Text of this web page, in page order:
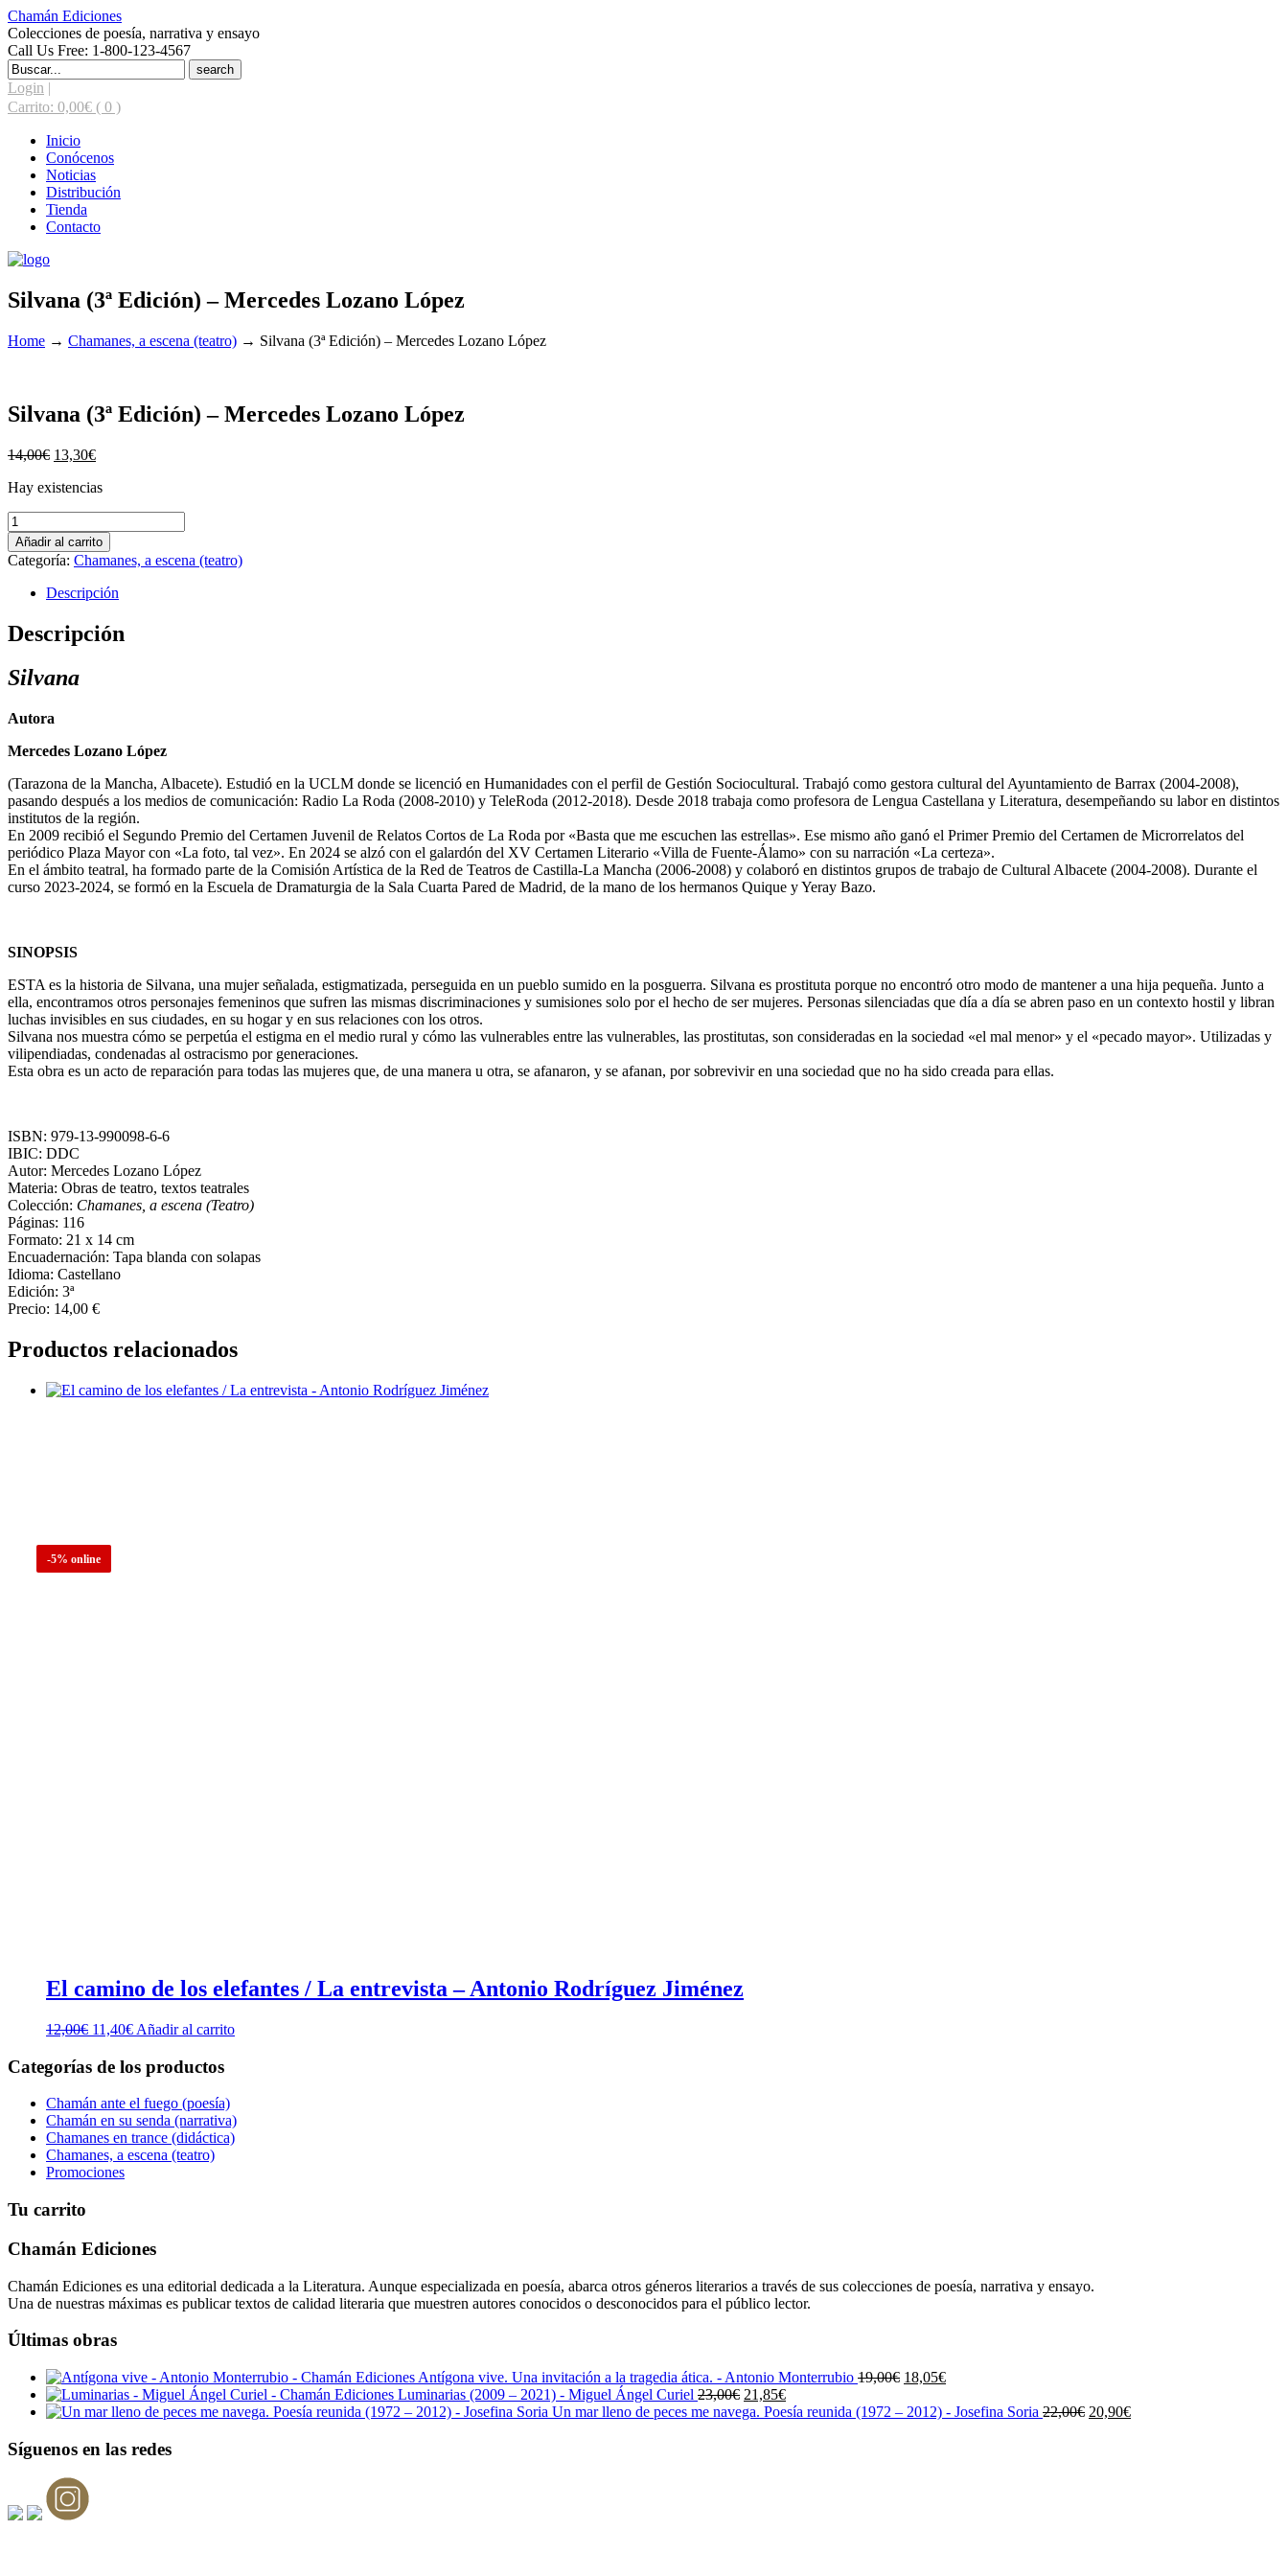
Chamán Ediciones
Colecciones de poesía, narrativa y ensayo
Call Us Free: 1-800-123-4567
Search
for:
Login |
Carrito: 0,00€ ( 0 )
Inicio
Conócenos
Noticias
Distribución
Tienda
Contacto
Silvana (3ª Edición) – Mercedes Lozano López
Home → Chamanes, a escena (teatro) → Silvana (3ª Edición) – Mercedes Lozano López
-5% online
-5% online
Silvana (3ª Edición) – Mercedes Lozano López
14,00€ El
original
13,30€El
actual
Hay existencias
Silvana
(3ª
Edición)
-
Mercedes
Lozano
López
cantidad
Añadir al carrito
Categoría: Chamanes, a escena (teatro)
Descripción
Descripción
Silvana
Autora
Mercedes Lozano López
(Tarazona de la Mancha, Albacete). Estudió en la UCLM donde se licenció en Humanidades con el perfil de Gestión Sociocultural. Trabajó como gestora cultural del Ayuntamiento de Barrax (2004-2008),
pasando después a los medios de comunicación: Radio La Roda (2008-2010) y TeleRoda (2012-2018). Desde 2018 trabaja como profesora de Lengua Castellana y Literatura, desempeñando su labor en distintos
institutos de la región.
En 2009 recibió el Segundo Premio del Certamen Juvenil de Relatos Cortos de La Roda por «Basta que me escuchen las estrellas». Ese mismo año ganó el Primer Premio del Certamen de Microrrelatos del
periódico Plaza Mayor con «La foto, tal vez». En 2024 se alzó con el galardón del XV Certamen Literario «Villa de Fuente-Álamo» con su narración «La certeza».
En el ámbito teatral, ha formado parte de la Comisión Artística de la Red de Teatros de Castilla-La Mancha (2006-2008) y colaboró en distintos grupos de trabajo de Cultural Albacete (2004-2008). Durante el
curso 2023-2024, se formó en la Escuela de Dramaturgia de la Sala Cuarta Pared de Madrid, de la mano de los hermanos Quique y Yeray Bazo.
SINOPSIS
ESTA es la historia de Silvana, una mujer señalada, estigmatizada, perseguida en un pueblo sumido en la posguerra. Silvana es prostituta porque no encontró otro modo de mantener a una hija pequeña. Junto a
ella, encontramos otros personajes femeninos que sufren las mismas discriminaciones y sumisiones solo por el hecho de ser mujeres. Personas silenciadas que día a día se abren paso en un contexto hostil y libran
luchas invisibles en sus ciudades, en su hogar y en sus relaciones con los otros.
Silvana nos muestra cómo se perpetúa el estigma en el medio rural y cómo las vulnerables entre las vulnerables, las prostitutas, son consideradas en la sociedad «el mal menor» y el «pecado mayor». Utilizadas y
vilipendiadas, condenadas al ostracismo por generaciones.
Esta obra es un acto de reparación para todas las mujeres que, de una manera u otra, se afanaron, y se afanan, por sobrevivir en una sociedad que no ha sido creada para ellas.
ISBN: 979-13-990098-6-6
IBIC: DDC
Autor: Mercedes Lozano López
Materia: Obras de teatro, textos teatrales
Colección: Chamanes, a escena (Teatro)
Páginas: 116
Formato: 21 x 14 cm
Encuadernación: Tapa blanda con solapas
Idioma: Castellano
Edición: 3ª
Precio: 14,00 €
Productos relacionados
-5% online
El camino de los elefantes / La entrevista – Antonio Rodríguez Jiménez
12,00€ El
original
12,00€.
11,40€El
actual
es:
11,40€.
Añadir al carrito
Categorías de los productos
Chamán ante el fuego (poesía)
Chamán en su senda (narrativa)
Chamanes en trance (didáctica)
Chamanes, a escena (teatro)
Promociones
Tu carrito
Chamán Ediciones
Chamán Ediciones es una editorial dedicada a la Literatura. Aunque especializada en poesía, abarca otros géneros literarios a través de sus colecciones de poesía, narrativa y ensayo.
Una de nuestras máximas es publicar textos de calidad literaria que muestren autores conocidos o desconocidos para el público lector.
Últimas obras
Antígona vive. Una invitación a la tragedia ática. - Antonio Monterrubio 19,00€ El
original
18,05€El
actual
Luminarias (2009 – 2021) - Miguel Ángel Curiel 23,00€ El
precio
21,85€El
precio
Un mar lleno de peces me navega. Poesía reunida (1972 – 2012) - Josefina Soria 22,00€ El
20,90€El
Síguenos en las redes